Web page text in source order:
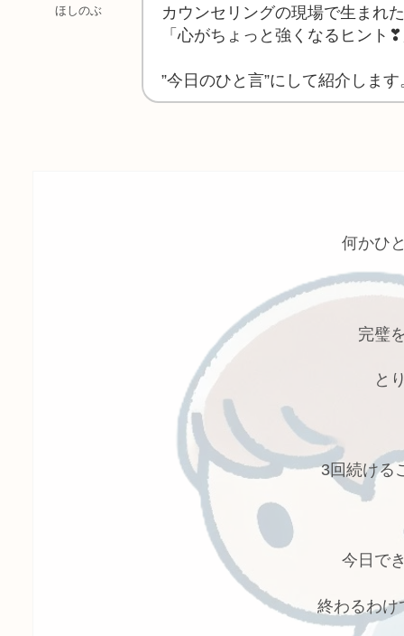
ほしのぶ
カウンセリングの現場で生まれ
「心がちょっと強くなるヒント
”今日のひと言”にして紹介します
何かひ
完璧
と
3回続ける
今日で
終わるわけ